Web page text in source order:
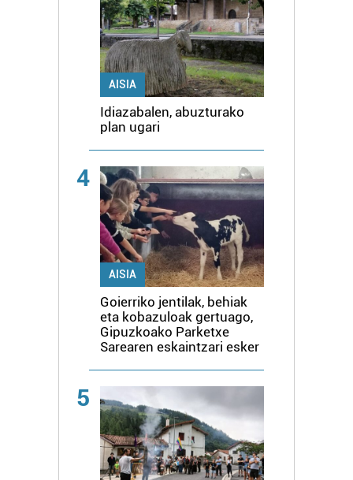
AISIA
Idiazabalen, abuzturako
plan ugari
4
AISIA
Goierriko jentilak, behiak
eta kobazuloak gertuago,
Gipuzkoako Parketxe
Sarearen eskaintzari esker
5